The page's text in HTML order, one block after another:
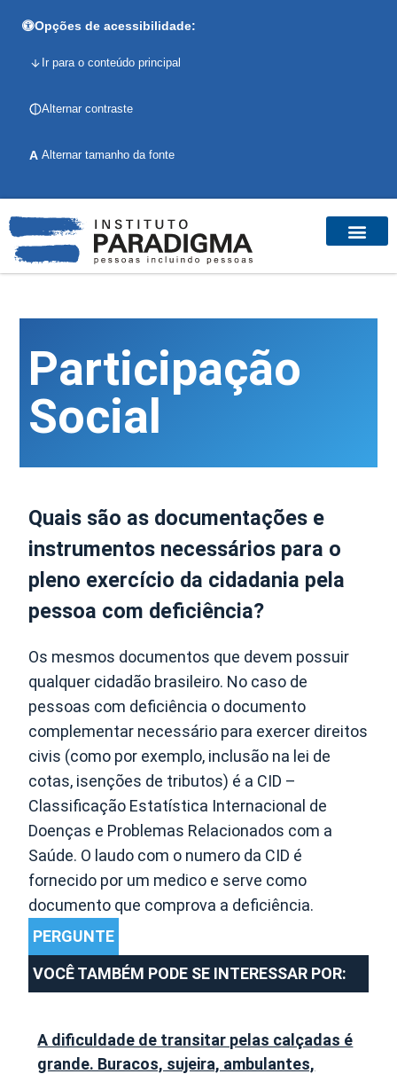
Opções de acessibilidade:
Ir para o conteúdo principal
Alternar contraste
A Alternar tamanho da fonte
Participação
Social
Quais são as documentações e
instrumentos necessários para o
pleno exercício da cidadania pela
pessoa com deficiência?
Os mesmos documentos que devem possuir
qualquer cidadão brasileiro. No caso de
pessoas com deficiência o documento
complementar necessário para exercer direitos
civis (como por exemplo, inclusão na lei de
cotas, isenções de tributos) é a CID –
Classificação Estatística Internacional de
Doenças e Problemas Relacionados com a
Saúde. O laudo com o numero da CID é
fornecido por um medico e serve como
documento que comprova a deficiência.
PERGUNTE
VOCÊ TAMBÉM PODE SE INTERESSAR POR:
A dificuldade de transitar pelas calçadas é
grande. Buracos, sujeira, ambulantes,